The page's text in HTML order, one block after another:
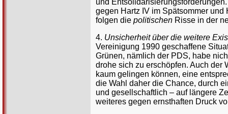
und
gegen Hartz IV im Spätsommer
folgen die politischen Risse in der
4. Unsicherheit über die weitere
Vereinigung 1990 geschaffene
Grünen, nämlich der PDS, habe
drohe sich zu erschöpfen. Auch der
kaum gelingen können, eine
die Wahl daher die Chance, durch
und gesellschaftlich – auf längere
weiteres gegen ernsthaften Druck